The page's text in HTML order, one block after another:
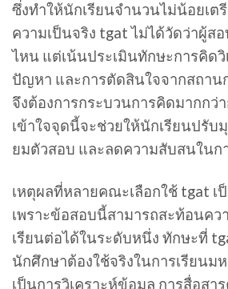
ซึ่งทำให้นักเรียนจำนวนไม่น้อยเต
ความเป็นจริง tgat ไม่ได้วัดว่าผู้ส
ไหน แต่เน้นประเมินทักษะการคิดวิ
ปัญหา และการตัดสินใจจากสถาน
จึงต้องการกระบวนการคิดมากกว่
เข้าใจจุดนี้จะช่วยให้นักเรียนปรับ
ยมตัวสอบ และลดความสับสนในก
เหตุผลที่หลายคณะเลือกใช้ tgat เ
เพราะข้อสอบนี้สามารถสะท้อนคว
เรียนต่อได้ในระดับหนึ่ง ทักษะที่
นักศึกษาต้องใช้จริงในการเรียนม
เป็นการวิเคราะห์ข้อมูล การสื่อสา